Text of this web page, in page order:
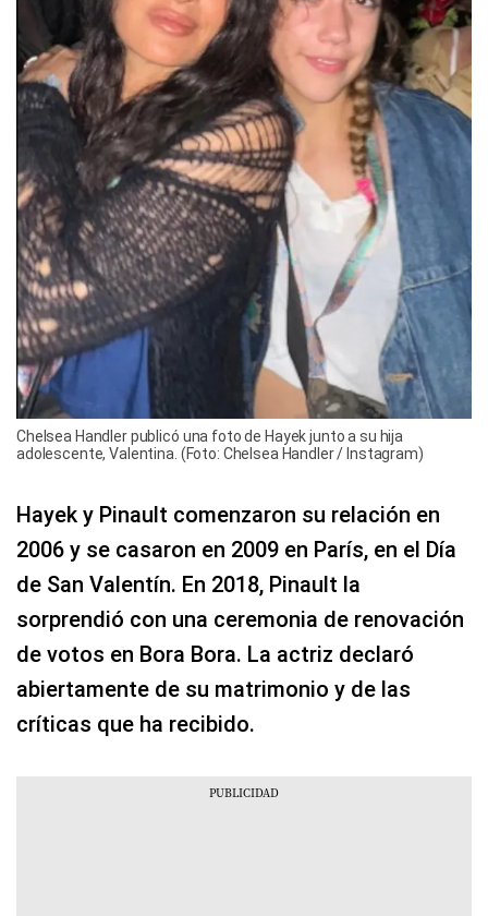
Chelsea Handler publicó una foto de Hayek junto a su hija
adolescente, Valentina. (Foto: Chelsea Handler / Instagram)
Hayek y Pinault comenzaron su relación en
2006 y se casaron en 2009 en París, en el Día
de San Valentín. En 2018, Pinault la
sorprendió con una ceremonia de renovación
de votos en Bora Bora. La actriz declaró
abiertamente de su matrimonio y de las
críticas que ha recibido.